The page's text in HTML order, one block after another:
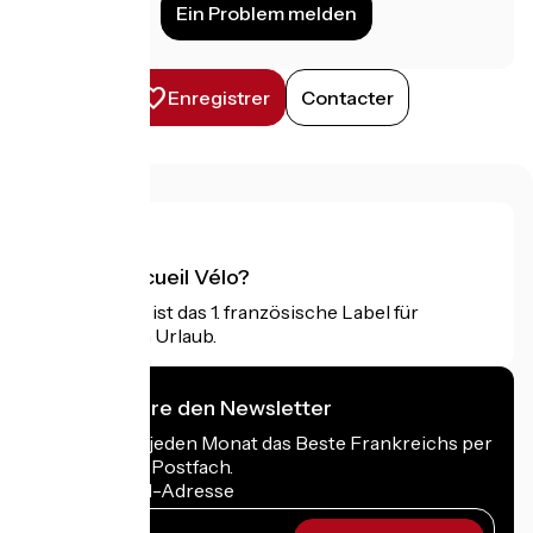
Ein Problem melden
Enregistrer Contacter
Was ist Accueil Vélo?
Accueil Vélo ist das 1. französische Label für
Radfahrer im Urlaub.
Ich abonniere den Newsletter
Erhalten Sie jeden Monat das Beste Frankreichs per
Rad in Ihrem Postfach.
Meine E-Mail-Adresse